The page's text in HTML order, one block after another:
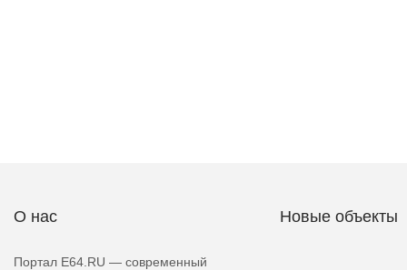
О нас
Портал E64.RU — современный
Новые объекты